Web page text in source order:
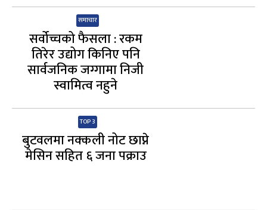
समाचार
सर्वोच्चको फैसला : रकम
तिरेर उद्योग किनिए पनि
सार्वजनिक जग्गामा निजी
स्वामित्व नहुने
TOP 3
बुटवलमा नक्कली नोट छाप्ने
मेसिन सहित ६ जना पक्राउ